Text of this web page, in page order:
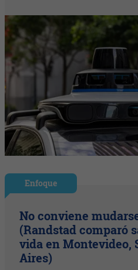
Enfoque
No conviene
(Randstad comparó
vida en Montevideo,
Aires)